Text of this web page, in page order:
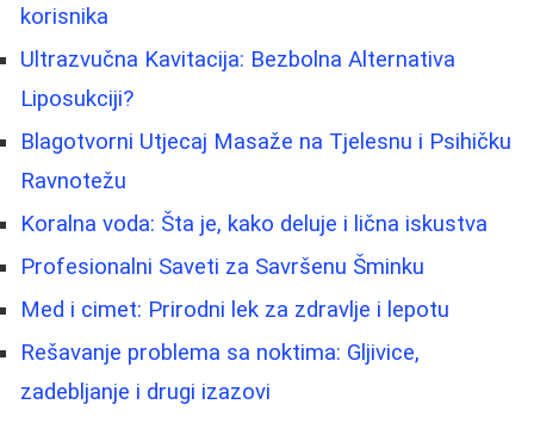
korisnika
Ultrazvučna Kavitacija: Bezbolna Alternativa
Liposukciji?
Blagotvorni Utjecaj Masaže na Tjelesnu i Psihičku
Ravnotežu
Koralna voda: Šta je, kako deluje i lična iskustva
Profesionalni Saveti za Savršenu Šminku
Med i cimet: Prirodni lek za zdravlje i lepotu
Rešavanje problema sa noktima: Gljivice,
zadebljanje i drugi izazovi